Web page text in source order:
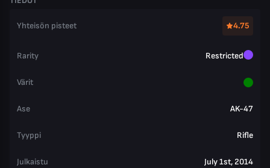
Yhteisön pisteet 4.75
Rarity Restricted
Värit
Ase AK-47
Tyyppi Rifle
Julkaistu July 1st, 2014